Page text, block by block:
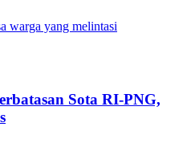
Sota RI-PNG,